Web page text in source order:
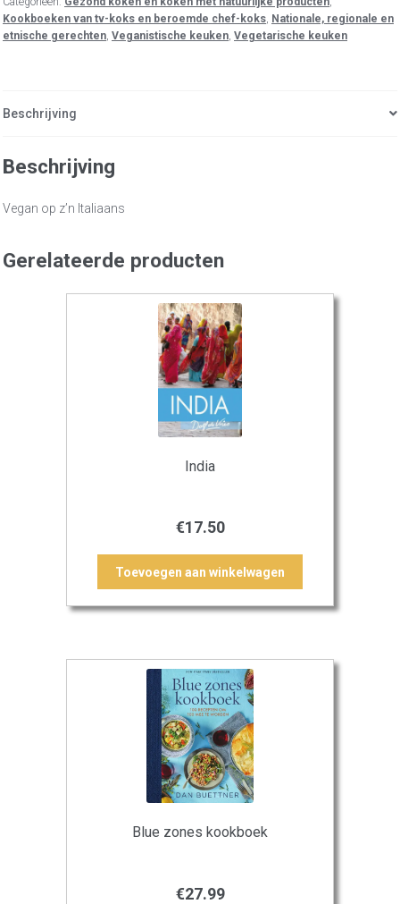
Kookboeken van tv-koks en beroemde chef-koks, Nationale, regionale en
etnische gerechten, Veganistische keuken, Vegetarische keuken
Beschrijving
Beschrijving
Vegan op z’n Italiaans
Gerelateerde producten
India
€17.50
Toevoegen aan winkelwagen
Blue zones kookboek
€27.99